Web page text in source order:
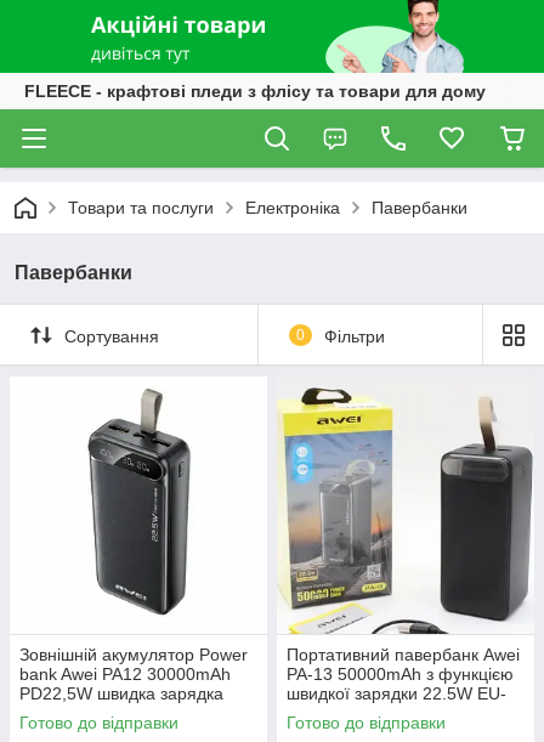
FLEECE - крафтові пледи з флісу та товари для дому
Товари та послуги Електроніка Павербанки
Павербанки
Сортування 0 Фільтри
Зовнішній акумулятор Power
bank Awei PA12 30000mAh
PD22,5W швидка зарядка
DQ-93
Готово до відправки
Портативний павербанк Awei
PA-13 50000mAh з функцією
швидкої зарядки 22.5W EU-
20
Готово до відправки